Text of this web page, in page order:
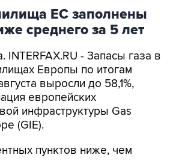
ЕС заполнены
среднего за 5 лет
INTERFAX.RU - Запасы газа в
Европы по итогам
выросли до 58,1%,
европейских
инфраструктуры Gas
(GIE).
пунктов ниже, чем